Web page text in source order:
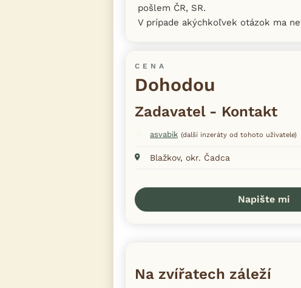
pošlem ČR, SR.
V prípade akýchkoľvek otázok ma
CENA
Dohodou
Zadavatel - Kontakt
asvabik (další inzeráty od tohoto uživatele)
Blažkov, okr. Čadca
Napište mi
Na zvířatech záleží